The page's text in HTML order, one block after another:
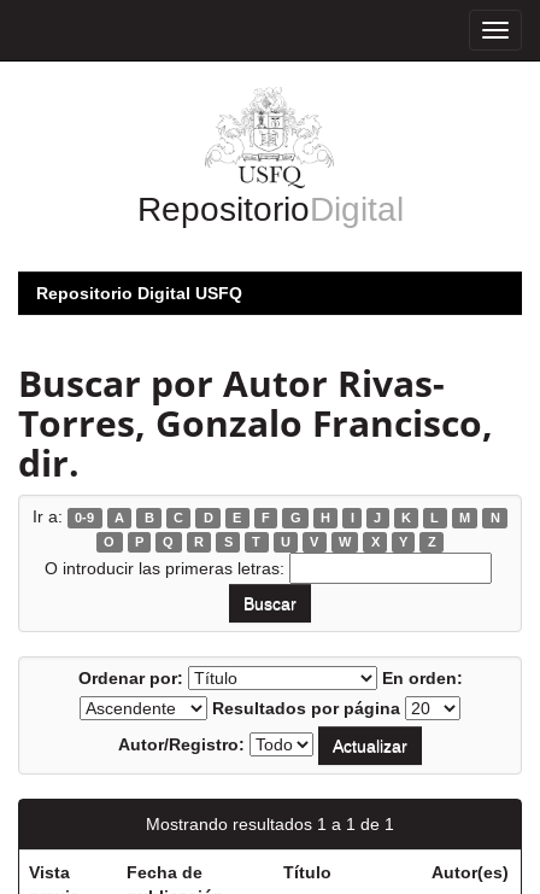
RepositorioDigital
Repositorio Digital USFQ
Buscar por Autor Rivas-
Torres, Gonzalo Francisco,
dir.
Ir a: 0-9 A B C D E F G H I J K L M
N
O
P Q R S T U V W X Y Z
O introducir las primeras letras:
Ordenar por:
En orden:
Resultados por página
Autor/Registro:
Mostrando resultados 1 a 1 de 1
Vista
Fecha de
Título Autor(es)